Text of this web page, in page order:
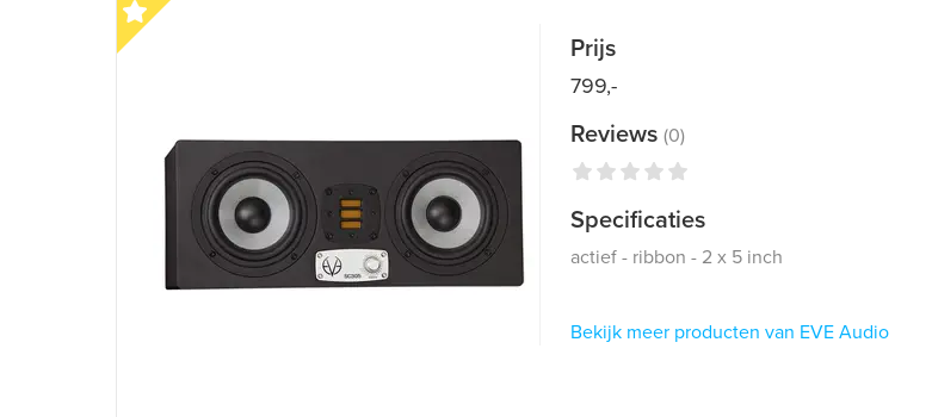
Prijs
799,-
Reviews(0)
Specificaties
actief - ribbon - 2 x 5 inch
Bekijk meer producten van EVE Audio